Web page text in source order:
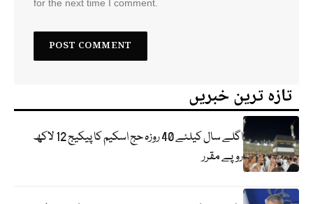
for the next time I comment.
تازہ ترین خبریں
اگلے سال کیلئے 40 روزہ حج اسکیم کا پیکیج 12 لاکھ
روپے مقرر